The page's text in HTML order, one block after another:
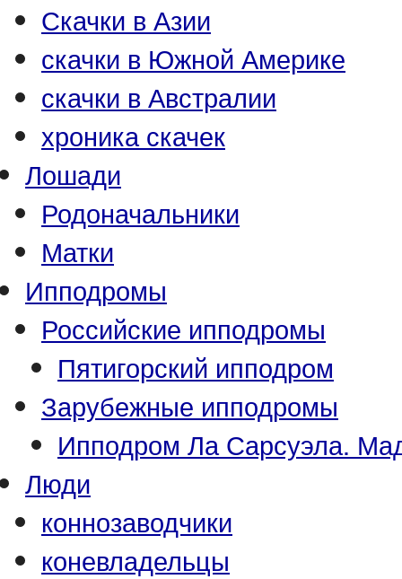
Скачки в Азии
скачки в Южной Америке
скачки в Австралии
хроника скачек
Лошади
Родоначальники
Матки
Ипподромы
Российские ипподромы
Пятигорский ипподром
Зарубежные ипподромы
Ипподром Ла Сарсуэла.
Люди
коннозаводчики
коневладельцы